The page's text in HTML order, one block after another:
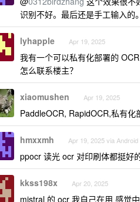
识别不好。最后还是手工输入的。
lyhapple Apr 19, 2025
我有一个可以私有化部署的
怎么联系楼主？
xiaomushen Apr 19, 2025
PaddleOCR, RapidOCR,私有
hmxxmh Apr 19, 2025 via Android
ppocr 读光 ocr 对印刷体都挺好
kkss198x Apr 20, 2025
mistral 的 ocr 我自己在用 感觉